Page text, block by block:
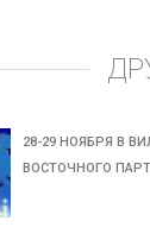
28-29 НОЯБРЯ В
ВОСТОЧНОГО